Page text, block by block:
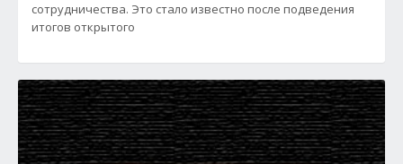
сотрудничества. Это стало известно после подведения
итогов открытого